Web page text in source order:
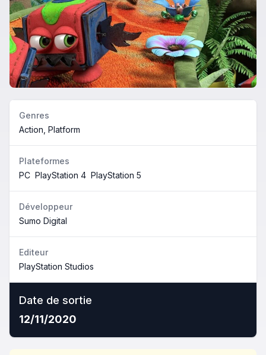
Genres
Action, Platform
Plateformes
PC PlayStation 4 PlayStation 5
Développeur
Sumo Digital
Editeur
PlayStation Studios
Date de sortie
12/11/2020